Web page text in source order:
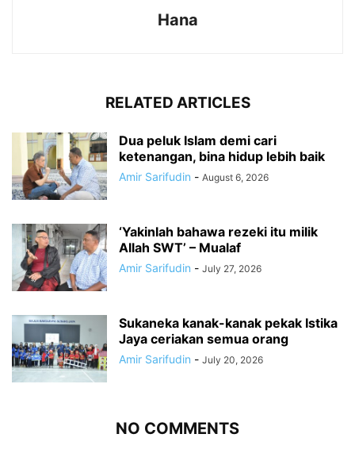
Hana
RELATED ARTICLES
Dua peluk Islam demi cari
ketenangan, bina hidup lebih baik
Amir Sarifudin - August 6, 2026
‘Yakinlah bahawa rezeki itu milik
Allah SWT’ – Mualaf
Amir Sarifudin - July 27, 2026
Sukaneka kanak-kanak pekak Istika
Jaya ceriakan semua orang
Amir Sarifudin - July 20, 2026
NO COMMENTS